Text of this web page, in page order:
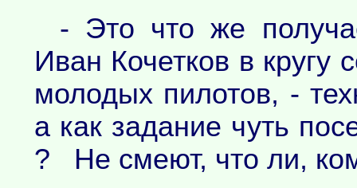
- Это что же
Иван Кочетков в
молодых пилотов, -
а как задание чуть
? Не смеют, что ли,